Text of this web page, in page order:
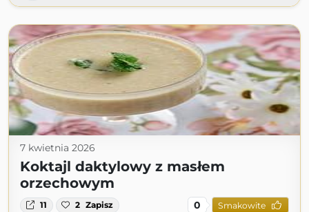
7 kwietnia 2026
Koktajl daktylowy z masłem
orzechowym
11 2 Zapisz 0 Smakowite